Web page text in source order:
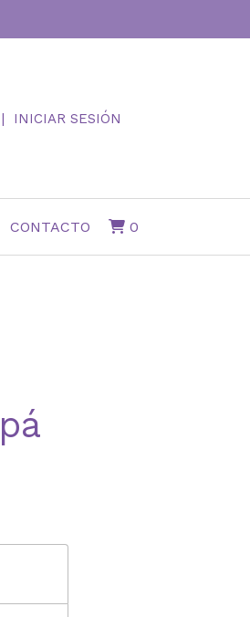
INICIAR SESIÓN
CONTACTO 0